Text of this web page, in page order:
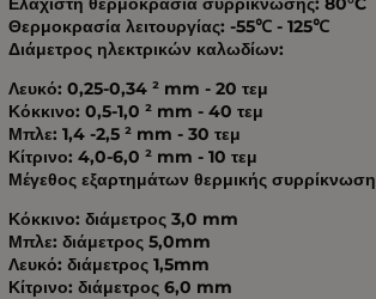
Θερμοκρασία λειτουργίας: -55℃ - 125℃
Διάμετρος ηλεκτρικών καλωδίων:
Λευκό: 0,25-0,34 ² mm - 20 τεμ
Κόκκινο: 0,5-1,0 ² mm - 40 τεμ
Μπλε: 1,4 -2,5 ² mm - 30 τεμ
Κίτρινο: 4,0-6,0 ² mm - 10 τεμ
Μέγεθος εξαρτημάτων θερμικής
Κόκκινο: διάμετρος 3,0 mm
Μπλε: διάμετρος 5,0mm
Λευκό: διάμετρος 1,5mm
Κίτρινο: διάμετρος 6,0 mm